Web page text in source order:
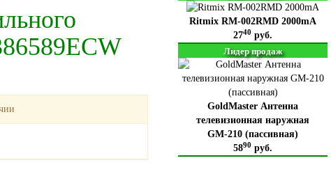
Ritmix RM-002RMD 2000mA
2740 руб.
Лидер продаж
GoldMaster Антенна
телевизионная наружная
GM-210 (пассивная)
5890 руб.